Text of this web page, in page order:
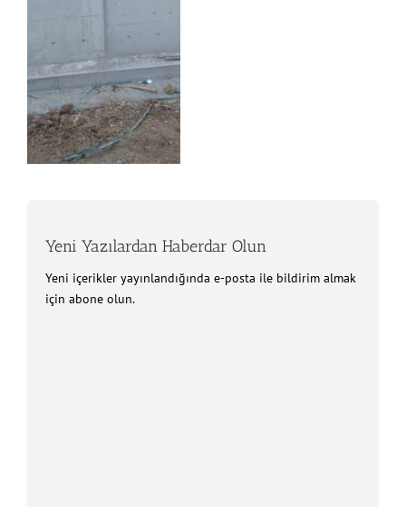
Yeni Yazılardan Haberdar Olun
Yeni içerikler yayınlandığında e-posta ile bildirim almak
için abone olun.